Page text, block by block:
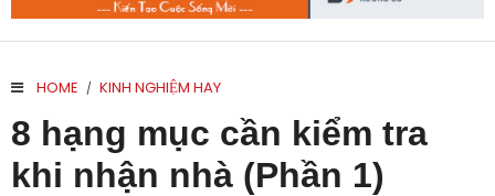
HOME / KINH NGHIỆM HAY
8 hạng mục cần kiểm tra
khi nhận nhà (Phần 1)